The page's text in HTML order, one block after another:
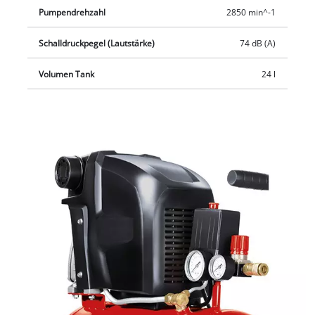
Pumpendrehzahl 2850 min^-1
Schalldruckpegel (Lautstärke) 74 dB (A)
Volumen Tank 24 l